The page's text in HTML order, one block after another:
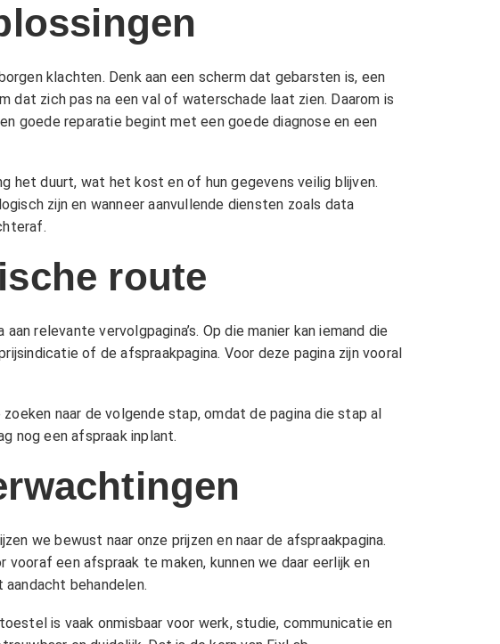
klachten. Denk aan een scherm dat gebarsten is, een
zich pas na een val of waterschade laat zien. Daarom is
goede reparatie begint met een goede diagnose en een
het duurt, wat het kost en of hun gegevens veilig blijven.
zijn en wanneer aanvullende diensten zoals data
route
relevante vervolgpagina’s. Op die manier kan iemand die
of de afspraakpagina. Voor deze pagina zijn vooral
naar de volgende stap, omdat de pagina die stap al
nog een afspraak inplant.
we bewust naar onze prijzen en naar de afspraakpagina.
een afspraak te maken, kunnen we daar eerlijk en
behandelen.
is vaak onmisbaar voor werk, studie, communicatie en